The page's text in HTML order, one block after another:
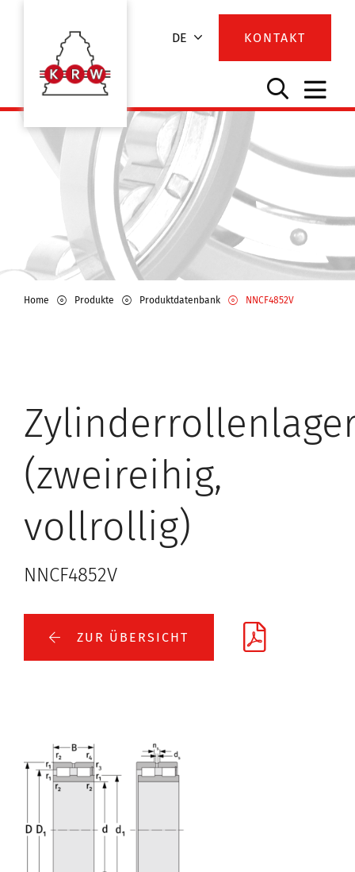
DE KONTAKT
Home Produkte Produktdatenbank NNCF4852V
(zweireihig,
vollrollig)
NNCF4852V
ZUR ÜBERSICHT